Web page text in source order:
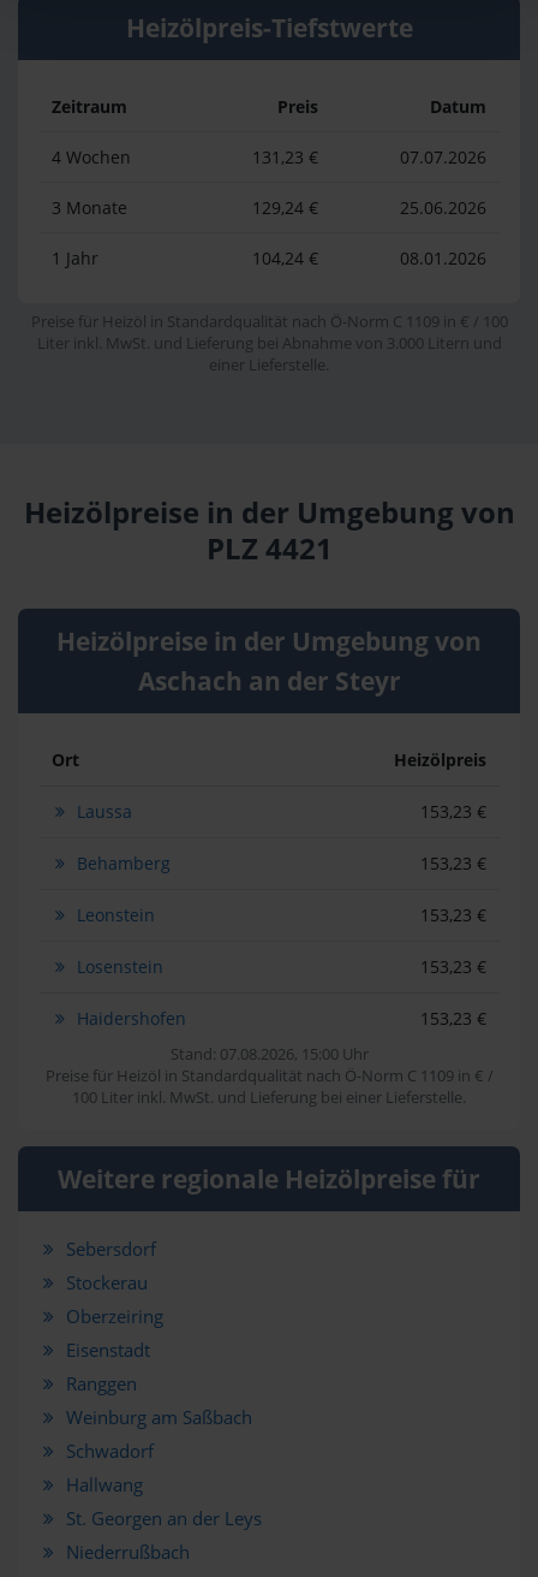
Heizölpreis-Tiefstwerte
Zeitraum Preis Datum
4 Wochen 131,23 € 07.07.2026
3 Monate 129,24 € 25.06.2026
1 Jahr 104,24 € 08.01.2026
Preise für Heizöl in Standardqualität nach Ö-Norm C 1109 in € / 100
Liter inkl. MwSt. und Lieferung bei Abnahme von 3.000 Litern und
einer Lieferstelle.
Heizölpreise in der Umgebung von
PLZ 4421
Heizölpreise in der Umgebung von
Aschach an der Steyr
Ort Heizölpreis
Laussa 153,23 €
Behamberg 153,23 €
Leonstein 153,23 €
Losenstein 153,23 €
Haidershofen 153,23 €
Stand: 07.08.2026, 15:00 Uhr
Preise für Heizöl in Standardqualität nach Ö-Norm C 1109 in € /
100 Liter inkl. MwSt. und Lieferung bei einer Lieferstelle.
Weitere regionale Heizölpreise für
Sebersdorf
Stockerau
Oberzeiring
Eisenstadt
Ranggen
Weinburg am Saßbach
Schwadorf
Hallwang
St. Georgen an der Leys
Niederrußbach